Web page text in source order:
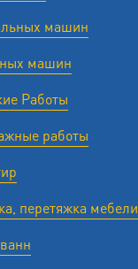
машин
машин
Работы
работы
перетяжка мебели